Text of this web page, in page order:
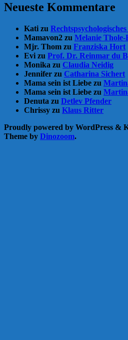
Neueste Kommentare
Kati zu
Mamavon2 zu Melanie Thole-
Mjr. Thom zu Franziska Hort
Evi zu Prof. Dr. Reinmar du
Monika zu Claudia Neidig
Jennifer zu Catharina Sichert
Mama sein ist Liebe zu
Mama sein ist Liebe zu
Denuta zu Detlev Pfender
Chrissy zu Klaus Ritter
Proudly powered by WordPress &
Theme by Dinozoom.